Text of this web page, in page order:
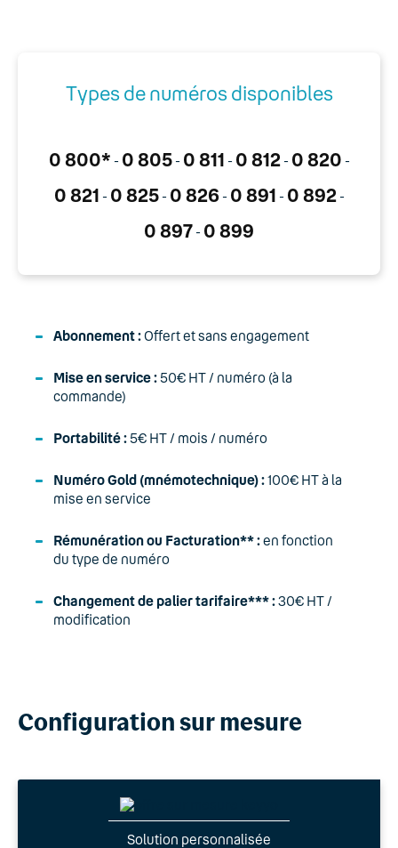
Abonnement :Offert et sans engagement
Mise en service :50€ HT / numéro (à la
commande)
Portabilité :5€ HT / mois / numéro
Numéro Gold (mnémotechnique) :100€ HT à la
mise en service
Rémunération ou Facturation** :en fonction
du type de numéro
Changement de palier tarifaire*** :30€ HT /
modification
Types de numéros disponibles
0 800* - 0 805- 0 811 - 0 812- 0 820 -
0 821 - 0 825- 0 826- 0 891 - 0 892-
0 897 - 0 899
Configuration sur mesure
Solution personnalisée